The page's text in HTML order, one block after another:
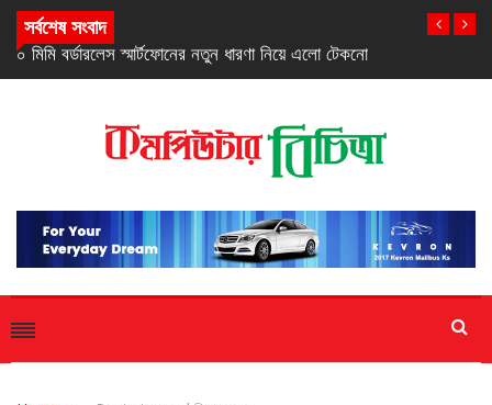
সর্বশেষ সংবাদ
স্যামসাংয়ের ‘গ্যালাক্সি এ২৭ ৫জি’ স্মার্টফোন